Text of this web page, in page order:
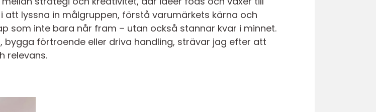
att lyssna in målgruppen, förstå varumärkets kärna och
som inte bara når fram – utan också stannar kvar i minnet.
förtroende eller driva handling, strävar jag efter att
relevans.